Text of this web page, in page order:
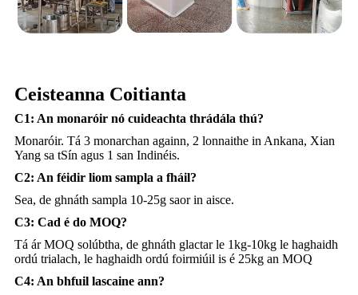
Ceisteanna Coitianta
C1: An monaróir nó cuideachta thrádála thú?
Monaróir. Tá 3 monarchan againn, 2 lonnaithe in Ankana, Xian
Yang sa tSín agus 1 san Indinéis.
C2: An féidir liom sampla a fháil?
Sea, de ghnáth sampla 10-25g saor in aisce.
C3: Cad é do MOQ?
Tá ár MOQ solúbtha, de ghnáth glactar le 1kg-10kg le haghaidh
ordú trialach, le haghaidh ordú foirmiúil is é 25kg an MOQ
C4: An bhfuil lascaine ann?